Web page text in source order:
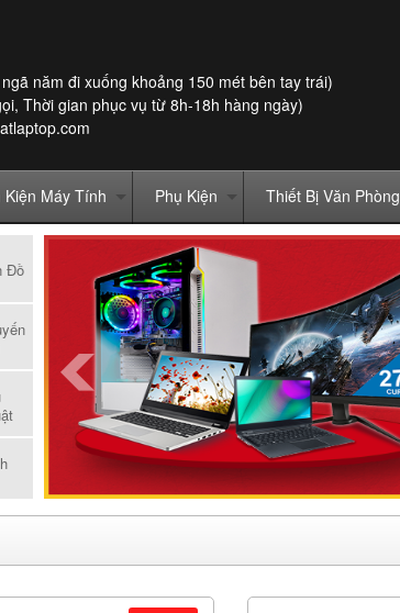
năm đi xuống khoảng 150 mét bên tay trái)
Thời gian phục vụ từ 8h-18h hàng ngày)
Kiện Máy Tính Phụ Kiện Thiết Bị Văn Phòng
Đồ